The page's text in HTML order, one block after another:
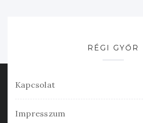
RÉGI GYŐR
Kapcsolat
Impresszum